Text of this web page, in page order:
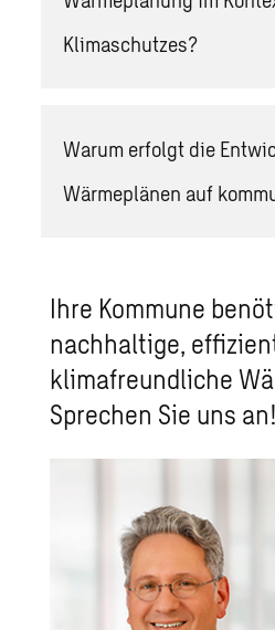
Klimaschutzes?
Warum erfolgt die
Wärmeplänen auf
Ihre Kommune
nachhaltige,
klimafreundliche
Sprechen Sie uns an!